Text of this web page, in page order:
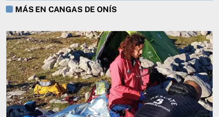
MÁS EN CANGAS DE ONÍS